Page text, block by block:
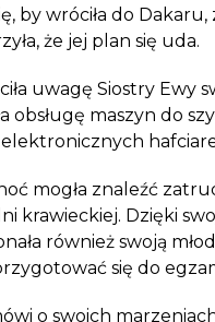
by wróciła do Dakaru,
że jej plan się uda.
uwagę Siostry Ewy
obsługę maszyn do
mogła znaleźć
krawieckiej. Dzięki
również swoją
się do
o swoich